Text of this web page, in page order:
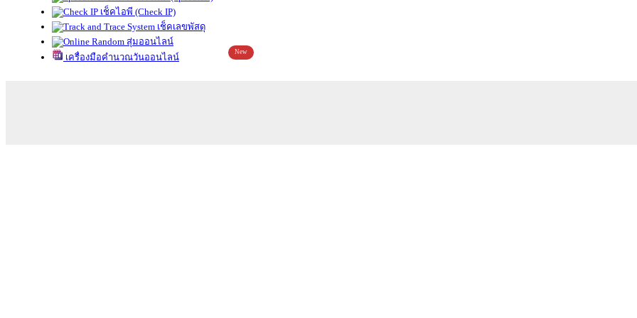
เช็คไอพี (Check IP)
เช็คเลขพัสดุ
สุ่มออนไลน์
เครื่องมือคำนวณวันออนไลน์
New